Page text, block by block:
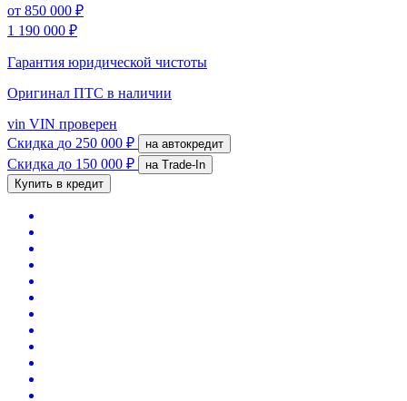
от 850 000 ₽
1 190 000 ₽
Гарантия юридической чистоты
Оригинал ПТС в наличии
vin VIN проверен
Скидка до 250 000 ₽ на автокредит
Скидка до 150 000 ₽
на Trade-In
Купить в кредит